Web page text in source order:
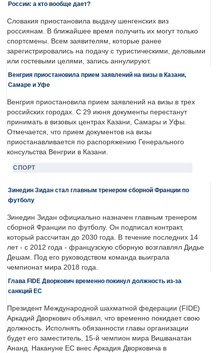
России: а кто вообще дает?
Словакия приостановила выдачу шенгенских виз
россиянам. В ближайшее время получить их могут только
спортсмены. Всем заявителям, которые ранее
зарегистрировались на подачу с туристическими, деловыми
или гостевыми целями, запись аннулируют.
Венгрия приостановила прием заявлений на визы в Казани,
Самаре и Уфе
Венгрия приостановила прием заявлений на визы в трех
российских городах. С 29 июня документы перестанут
принимать в визовых центрах Казани, Самары и Уфы.
Отмечается, что прием документов на визы
приостанавливается по распоряжению Генерального
консульства Венгрии в Казани.
СПОРТ
Зинедин Зидан стал главным тренером сборной Франции по
футболу
Зинедин Зидан официально назначен главным тренером
сборной Франции по футболу. Он подписал контракт,
который рассчитан до 2030 года. В течение последних 14
лет - с 2012 года - французскую сборную возглавлял Дидье
Дешам. Под его руководством команда выиграла
чемпионат мира 2018 года.
Глава FIDE Дворкович временно покинул должность из-за
санкций ЕС
Президент Международной шахматной федерации (FIDE)
Аркадий Дворкович объявил, что временно покидает свою
должность. Исполнять обязанности главы организации
будет его заместитель, 15-й чемпион мира Вишванатан
Ананд. Накануне ЕС внес Аркадия Дворковича в